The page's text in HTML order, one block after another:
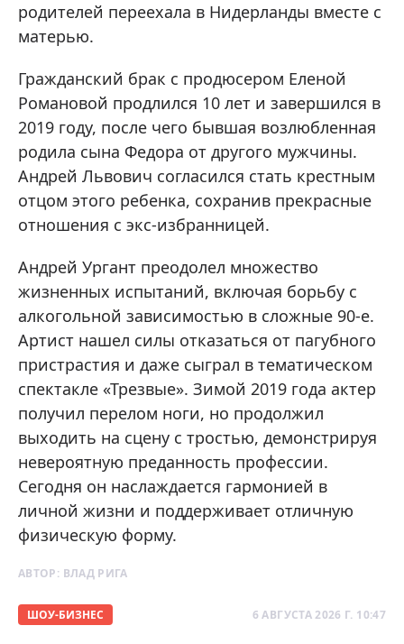
родителей переехала в Нидерланды вместе с
матерью.
Гражданский брак с продюсером Еленой
Романовой продлился 10 лет и завершился в
2019 году, после чего бывшая возлюбленная
родила сына Федора от другого мужчины.
Андрей Львович согласился стать крестным
отцом этого ребенка, сохранив прекрасные
отношения с экс-избранницей.
Андрей Ургант преодолел множество
жизненных испытаний, включая борьбу с
алкогольной зависимостью в сложные 90-е.
Артист нашел силы отказаться от пагубного
пристрастия и даже сыграл в тематическом
спектакле «Трезвые». Зимой 2019 года актер
получил перелом ноги, но продолжил
выходить на сцену с тростью, демонстрируя
невероятную преданность профессии.
Сегодня он наслаждается гармонией в
личной жизни и поддерживает отличную
физическую форму.
АВТОР: ВЛАД РИГА
ШОУ-БИЗНЕС 6 АВГУСТА 2026 Г. 10:47